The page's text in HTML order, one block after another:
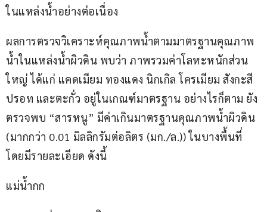
ในแหล่งน้ำอย่างต่อเนื่อง
ผลการตรวจวิเคราะห์คุณภาพน้ำตามมาตรฐานคุณภาพ
น้ำในแหล่งน้ำผิวดิน พบว่า ภาพรวมค่าโลหะหนักส่วน
ใหญ่ ได้แก่ แคดเมียม ทองแดง นิกเกิล โครเมียม สังกะสี
ปรอท และตะกั่ว อยู่ในเกณฑ์มาตรฐาน อย่างไรก็ตาม ยัง
ตรวจพบ “สารหนู” มีค่าเกินมาตรฐานคุณภาพน้ำผิวดิน
(มากกว่า 0.01 มิลลิกรัมต่อลิตร (มก./ล.)) ในบางพื้นที่
โดยมีรายละเอียด ดังนี้
แม่น้ำกก